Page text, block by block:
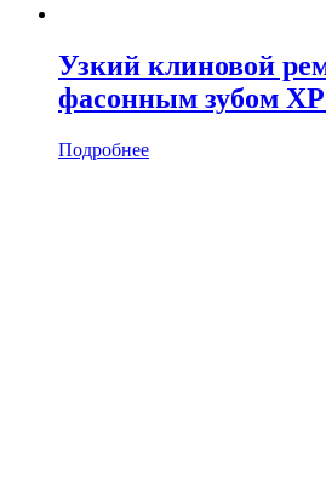
Узкий клиновой
фасонным зубом
Подробнее